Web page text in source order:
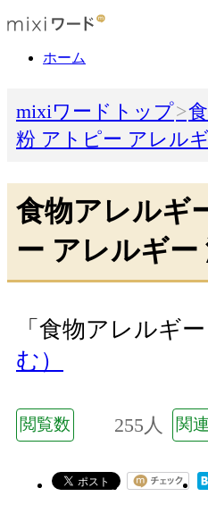
ホーム
mixiワードトップ
粉 アトピー アレル
食物アレルギ
ー アレルギー
「食物アレルギ
む）
閲覧数 255人 関